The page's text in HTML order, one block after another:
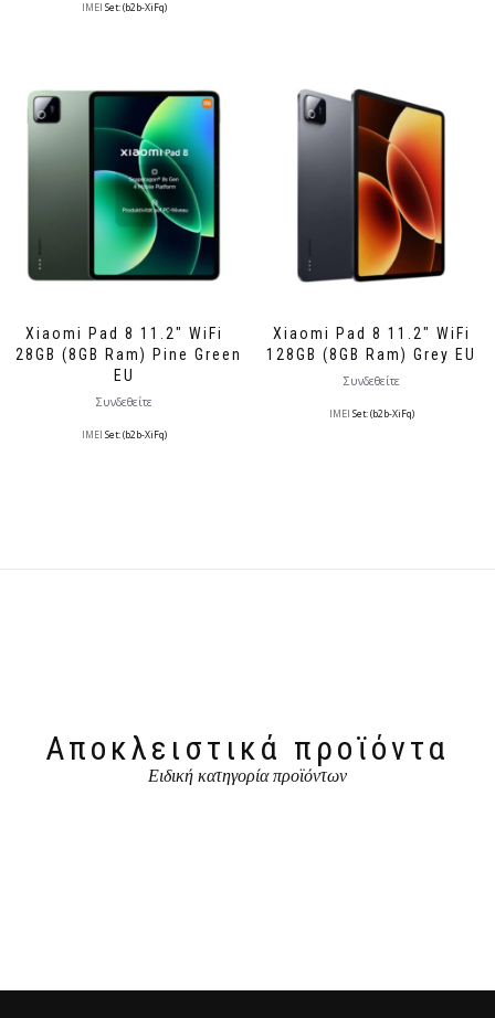
IMEI Set: (b2b-XiFq)
Xiaomi Pad 8 11.2″ WiFi
128GB (8GB Ram) Pine Green
EU
Συνδεθείτε
IMEI Set: (b2b-XiFq)
Xiaomi Pad 8 11.2″ WiFi
128GB (8GB Ram) Grey EU
Συνδεθείτε
IMEI Set: (b2b-XiFq)
Αποκλειστικά προϊόντα
Ειδική κατηγορία προϊόντων